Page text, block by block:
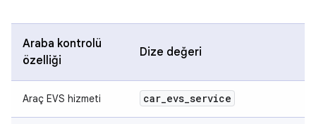
Araba kontrolü
özelliği
Dize değeri
Araç EVS hizmeti car_evs_service